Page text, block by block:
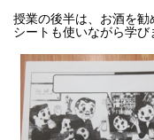
授業の後半は、お酒を
シートも使いながら学び